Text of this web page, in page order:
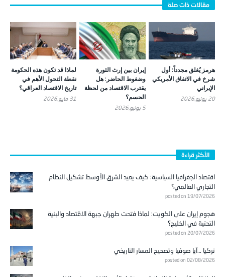
هرمز يُغلق مجدداً: أول
شرخ في الاتفاق الأمريكي
الإيراني
20 يونيو,2026
إيران بين إرث الثورة
وضغوط الحاضر: هل
يقترب الاقتصاد من لحظة
الحسم؟
5 يونيو,2026
لماذا قد تكون هذه الحكومة
نقطة التحول الأهم في
تاريخ الاقتصاد العراقي؟
31 مايو,2026
الأكثر قراءة
اقتصاد الجغرافيا السياسية: كيف يعيد الشرق الأوسط تشكيل النظام
التجاري العالمي؟
posted on 19/07/2026
هجوم إيران على الكويت: لماذا فتحت طهران جبهة الاقتصاد والبنية
التحتية في الخليج؟
posted on 20/07/2026
تركيا …آيا صوفيا وتصحيح المسار التاريخي
posted on 02/08/2026